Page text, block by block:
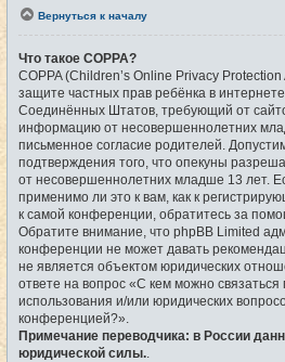
Вернуться к началу
Что такое COPPA?
COPPA (Children’s Online Privacy
защите частных прав ребёнка в
Соединённых Штатов, требующий от
информацию от несовершеннолетних
письменное согласие родителей.
подтверждения того, что опекуны
от несовершеннолетних младше 13 лет.
применимо ли это к вам, как к
к самой конференции, обратитесь за
Обратите внимание, что phpBB Limited
конференции не может давать
не является объектом юридических
ответе на вопрос «С кем можно связаться
использования и/или юридических
конференцией?».
Примечание переводчика: в России
юридической силы.